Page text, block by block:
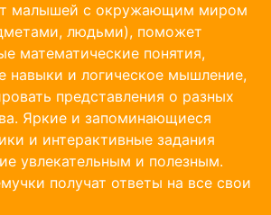
малышей с окружающим миром
людьми), поможет
математические понятия,
навыки и логическое мышление,
представления о разных
Яркие и запоминающиеся
и интерактивные задания
увлекательным и полезным.
получат ответы на все свои